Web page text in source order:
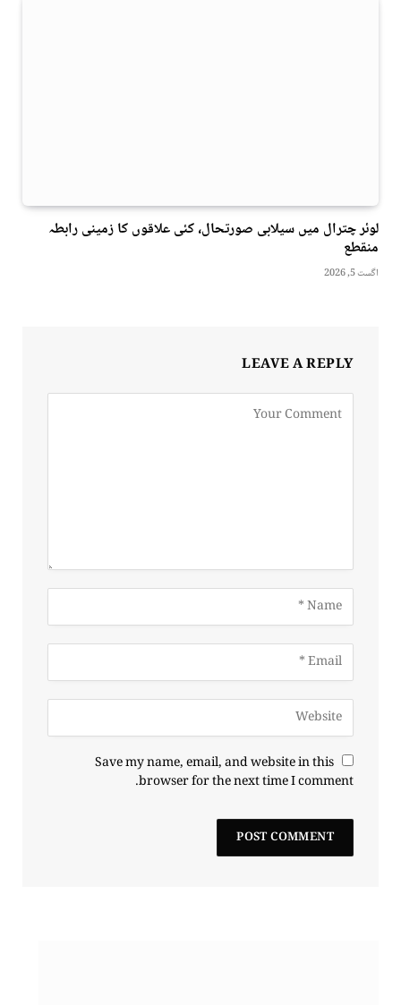
لوئر چترال میں سیلابی صورتحال، کئی علاقوں کا زمینی رابطہ
منقطع
اگست 5, 2026
LEAVE A REPLY
Save my name, email, and website in this
browser for the next time I comment.